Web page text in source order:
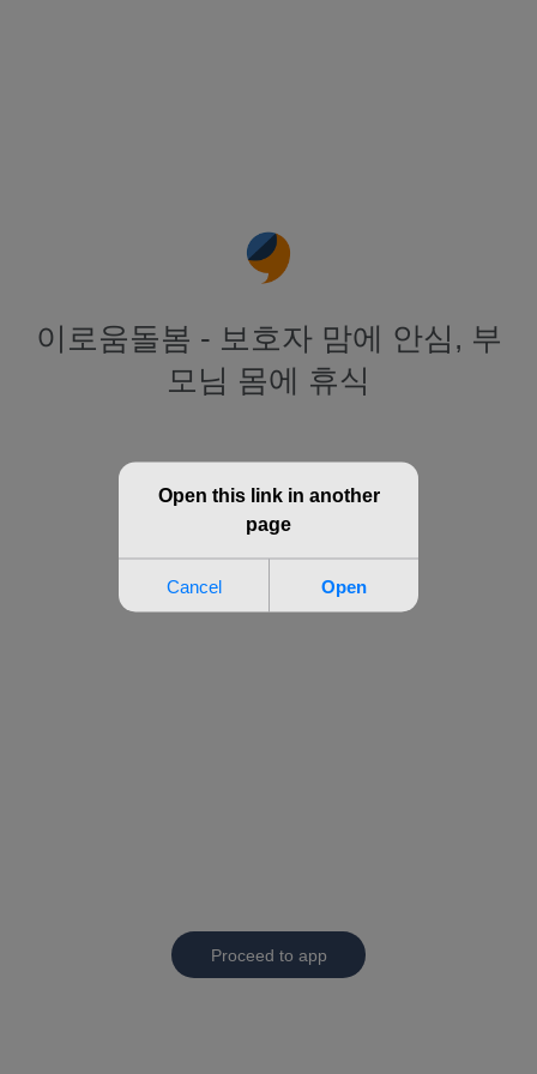
이로움돌봄 - 보호자 맘에 안심, 부
모님 몸에 휴식
Proceed to app